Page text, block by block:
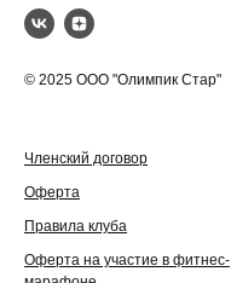
© 2025 ООО "Олимпик Стар"
Членский договор
Оферта
Правила клуба
Оферта на участие в фитнес-